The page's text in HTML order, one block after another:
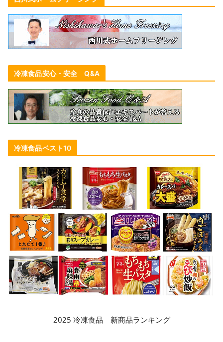
冷凍食品安心・安全 Q&A
冷凍食品ベスト10
2025 冷凍食品 新商品ランキング